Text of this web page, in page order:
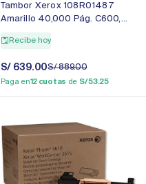
Tambor Xerox 108R01487
Amarillo 40,000 Pág. C600,
Recibe hoy
Precio
de
venta
S/ 639.00
Precio
regular
S/ 889.00
Paga en12 cuotas de S/ 53.25